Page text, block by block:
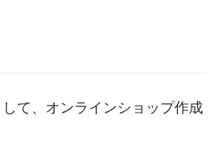
て、オンラインショップ作成